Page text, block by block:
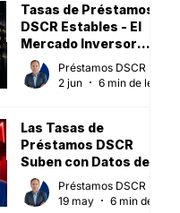
Tasas de Préstamos
DSCR Estables - El
Mercado Inversor
Sube (Mayo 2026)
Préstamos DSCR
2 jun
Las Tasas de
Préstamos DSCR
Suben con Datos de
Inflación al Alza [15 de
mayo de 2026]
Préstamos DSCR
19 may